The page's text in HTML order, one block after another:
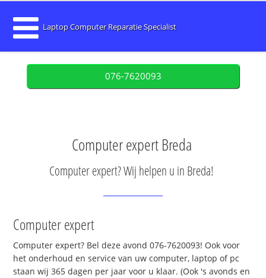
Laptop Computer Reparatie Specialist
076-7620093
Computer expert Breda
Computer expert? Wij helpen u in Breda!
Computer expert
Computer expert? Bel deze avond 076-7620093! Ook voor
het onderhoud en service van uw computer, laptop of pc
staan wij 365 dagen per jaar voor u klaar. (Ook 's avonds en